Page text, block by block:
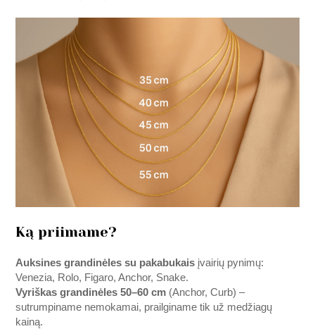
Ką priimame?
Auksines grandinėles su pakabukais įvairių pynimų:
Venezia, Rolo, Figaro, Anchor, Snake.
Vyriškas grandinėles 50–60 cm (Anchor, Curb) –
sutrumpiname nemokamai, prailginame tik už medžiagų
kainą.